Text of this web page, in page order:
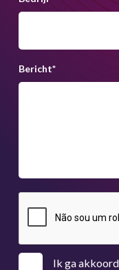
Bericht*
Ik ga